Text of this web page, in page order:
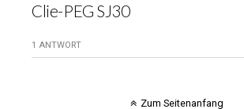
Clie-PEG SJ30
1 ANTWORT
Zum Seitenanfang